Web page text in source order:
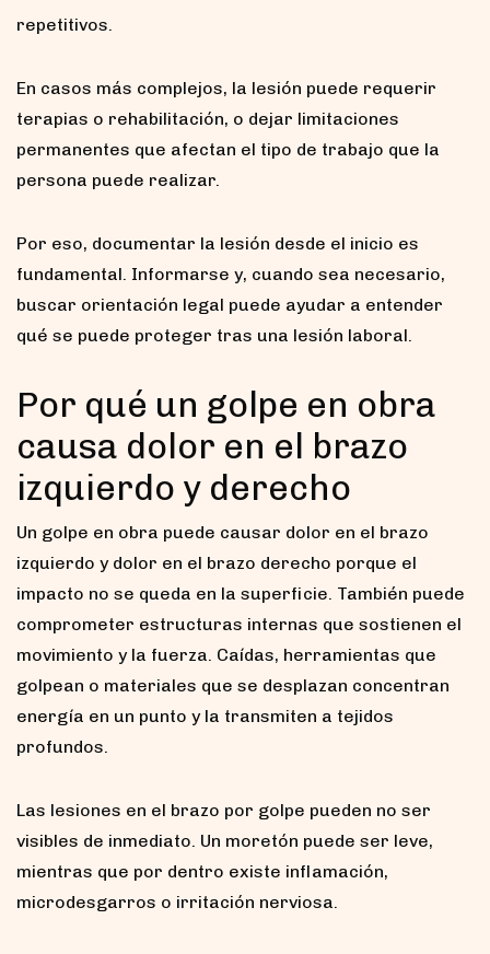
repetitivos.
En casos más complejos, la lesión puede requerir
terapias o rehabilitación, o dejar limitaciones
permanentes que afectan el tipo de trabajo que la
persona puede realizar.
Por eso, documentar la lesión desde el inicio es
fundamental. Informarse y, cuando sea necesario,
buscar orientación legal puede ayudar a entender
qué se puede proteger tras una lesión laboral.
Por qué un golpe en obra
causa dolor en el brazo
izquierdo y derecho
Un golpe en obra puede causar dolor en el brazo
izquierdo y dolor en el brazo derecho porque el
impacto no se queda en la superficie. También puede
comprometer estructuras internas que sostienen el
movimiento y la fuerza. Caídas, herramientas que
golpean o materiales que se desplazan concentran
energía en un punto y la transmiten a tejidos
profundos.
Las lesiones en el brazo por golpe pueden no ser
visibles de inmediato. Un moretón puede ser leve,
mientras que por dentro existe inflamación,
microdesgarros o irritación nerviosa.